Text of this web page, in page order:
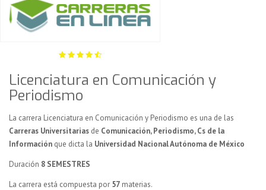
Licenciatura en Comunicación y
Periodismo
La carrera Licenciatura en Comunicación y Periodismo es una de las
Carreras Universitarias de Comunicación, Periodismo, Cs de la
Información que dicta la Universidad Nacional Autónoma de México
Duración 8 SEMESTRES
La carrera está compuesta por 57 materias.